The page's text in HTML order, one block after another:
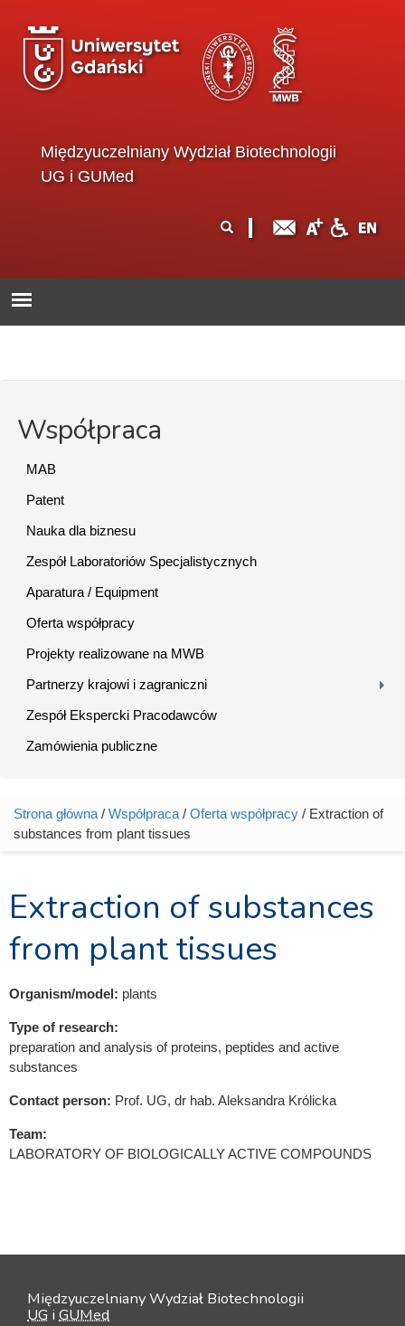
Międzyuczelniany Wydział Biotechnologii
UG i GUMed
wyszukiwania
Współpraca
MAB
Patent
Nauka dla biznesu
Zespół Laboratoriów Specjalistycznych
Aparatura / Equipment
Oferta współpracy
Projekty realizowane na MWB
Partnerzy krajowi i zagraniczni
Zespół Ekspercki Pracodawców
Zamówienia publiczne
Jesteś tutaj
Strona główna / Współpraca / Oferta współpracy / Extraction of
substances from plant tissues
Extraction of substances
from plant tissues
Organism/model: plants
Type of research:
preparation and analysis of proteins, peptides and active
substances
Contact person: Prof. UG, dr hab. Aleksandra Królicka
Team:
LABORATORY OF BIOLOGICALLY ACTIVE COMPOUNDS
Międzyuczelniany Wydział Biotechnologii
UG i GUMed